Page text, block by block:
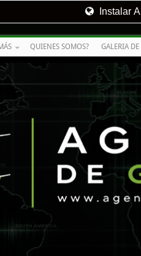
Instalar
QUIENES SOMOS? GALERIA